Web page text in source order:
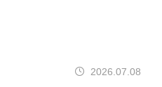
2026.07.08